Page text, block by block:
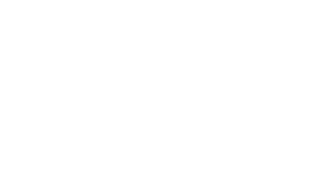
del 20____. Sin
podrán determinar otra fecha
por escrito de ambas
aumentado por parte del